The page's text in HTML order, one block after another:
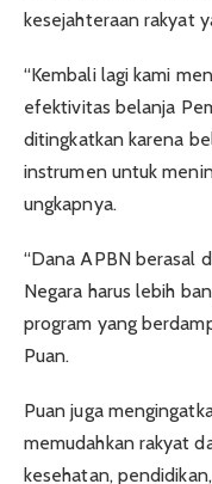
kesejahteraan rakyat
“Kembali lagi kami
efektivitas belanja
ditingkatkan karena
instrumen untuk
ungkapnya.
“Dana APBN berasal
Negara harus lebih
program yang
Puan.
Puan juga
memudahkan rakyat
kesehatan,